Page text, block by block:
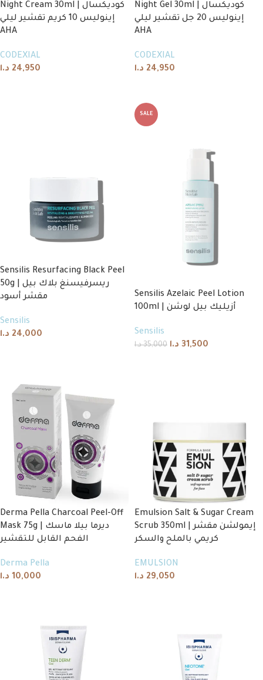
Night Cream 30ml | كوديكسال
إينوليس 10 كريم تقشير ليلي
AHA
CODEXIAL
24,950 د.ا
Night Gel 30ml | كوديكسال
إينوليس 20 جل تقشير ليلي
AHA
CODEXIAL
24,950 د.ا
Sensilis Resurfacing Black Peel
50g | ريسرفيسنغ بلاك بيل
مقشر أسود
Sensilis
24,000 د.ا
SALE
Sensilis Azelaic Peel Lotion
100ml | أزيليك بيل لوشن
Sensilis
35,000 د.ا 31,500 د.ا
Derma Pella Charcoal Peel-Off
Mask 75g | ديرما بيلا ماسك
الفحم القابل للتقشير
Derma Pella
10,000 د.ا
Emulsion Salt & Sugar Cream
Scrub 350ml | إيمولشن مقشر
كريمي بالملح والسكر
EMULSION
29,050 د.ا